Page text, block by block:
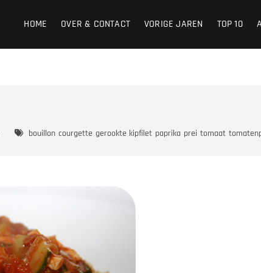
HOME OVER & CONTACT VORIGE JAREN TOP 10
bouillon courgette gerookte kipfilet paprika prei tomaat